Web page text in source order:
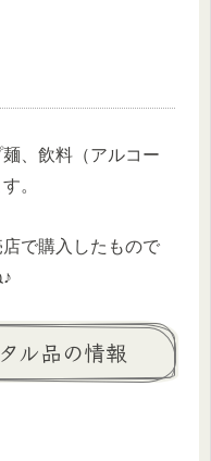
、飲料（アルコー
。
で購入したもので
ル品の情報